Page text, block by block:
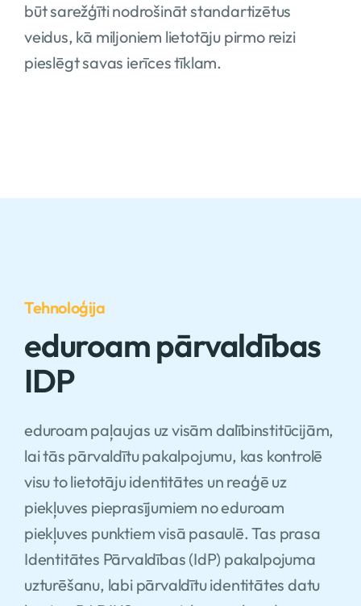
būt sarežģīti nodrošināt standartizētus
veidus, kā miljoniem lietotāju pirmo reizi
pieslēgt savas ierīces tīklam.
Tehnoloģija
eduroam pārvaldības
IDP
eduroam paļaujas uz visām dalībinstitūcijām,
lai tās pārvaldītu pakalpojumu, kas kontrolē
visu to lietotāju identitātes un reaģē uz
piekļuves pieprasījumiem no eduroam
piekļuves punktiem visā pasaulē. Tas prasa
Identitātes Pārvaldības (IdP) pakalpojuma
uzturēšanu, labi pārvaldītu identitātes datu